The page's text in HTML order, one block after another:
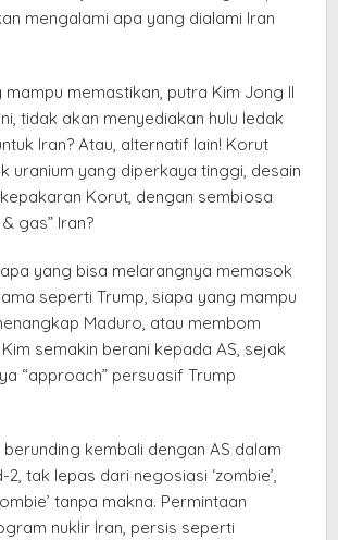
mengalami apa yang dialami Iran
mampu memastikan, putra Kim Jong Il
tidak akan menyediakan hulu ledak
Iran? Atau, alternatif lain! Korut
uranium yang diperkaya tinggi, desain
Korut, dengan sembiosa
gas” Iran?
yang bisa melarangnya memasok
seperti Trump, siapa yang mampu
Maduro, atau membom
semakin berani kepada AS, sejak
“approach” persuasif Trump
berunding kembali dengan AS dalam
2, tak lepas dari negosiasi ‘zombie’,
tanpa makna. Permintaan
nuklir Iran, persis seperti